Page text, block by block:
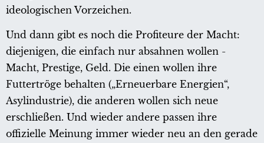
ideologischen Vorzeichen.
Und dann gibt es noch die Profiteure der Macht:
diejenigen, die einfach nur absahnen wollen -
Macht, Prestige, Geld. Die einen wollen ihre
Futtertröge behalten („Erneuerbare Energien“,
Asylindustrie), die anderen wollen sich neue
erschließen. Und wieder andere passen ihre
offizielle Meinung immer wieder neu an den gerade